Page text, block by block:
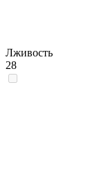
Лживость
28